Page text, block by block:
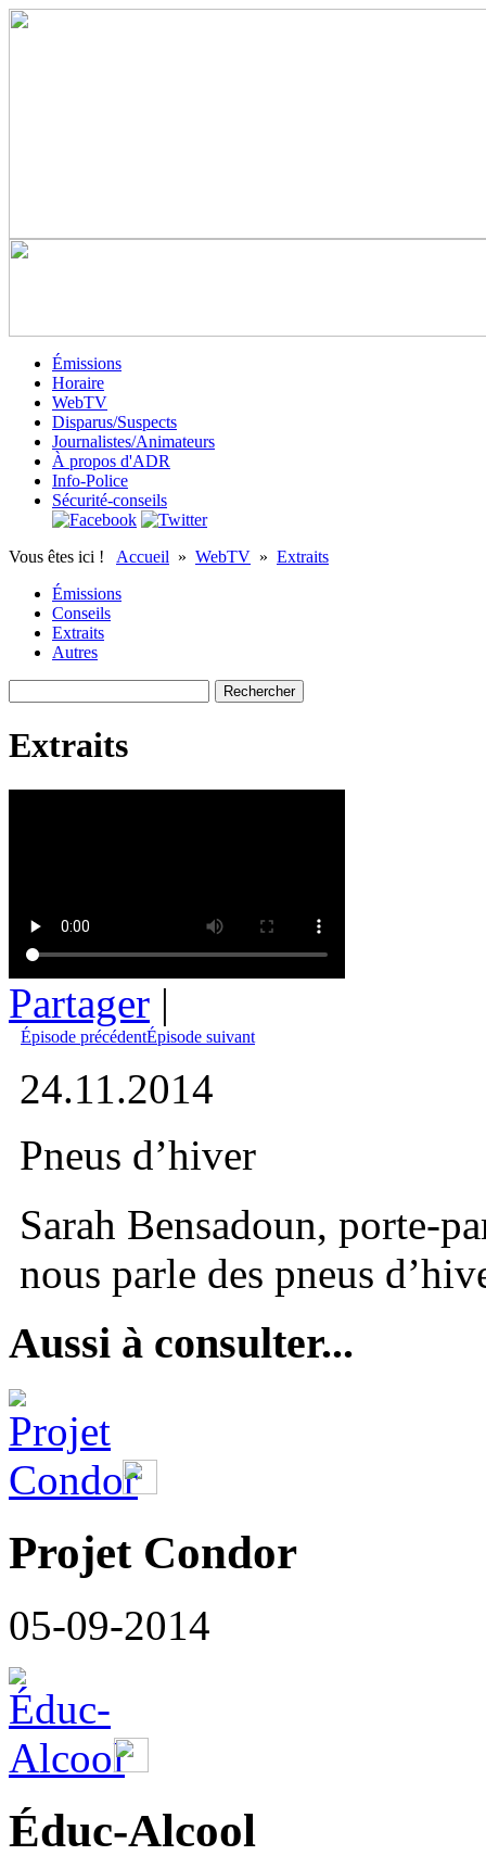
Émissions
Horaire
WebTV
Disparus/Suspects
Journalistes/Animateurs
À propos d'ADR
Info-Police
Sécurité-conseils
Vous êtes ici ! Accueil » WebTV » Extraits
Émissions
Conseils
Extraits
Autres
Extraits
Partager |
Épisode précédentÉpisode suivant
24.11.2014
Pneus d’hiver
Sarah Bensadoun, porte-
nous parle des pneus
Aussi à consulter...
Projet Condor
05-09-2014
Éduc-Alcool